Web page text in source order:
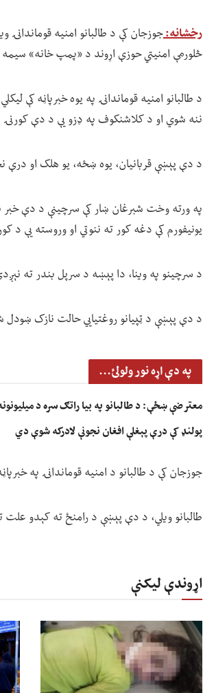
رخشانه:
څلورمې امنیتي حوزې اړوند د «پمپ خانه»
د طالبانو امنیه قوماندانۍ په یوه خبرپاڼه کې
ننه شوي او د کلاشنکوف په ډزو یې د دې
د دې پېښې قربانیان، یوه ښځه، یو هلک او
په ورته وخت شبرغان ښار کې سرچینې د دې خبر
یونیفورم کې دغه کور ته ننوتي او وروسته یې
د سرچینو په وینا، دا پېښه د سرپل بندر ته
د دې پېښې د ټپیانو روغتیايي حالت نازک
په دې اړه نور ولولئ...
معترضې ښځې: د طالبانو په بیا راتګ سره د
پولنډ کې درې پېغلې افغان نجونې لادرکه شوې دي
جوزجان کې د طالبانو د امنیه قوماندانۍ په
طالبانو ویلي، د دې پېښې د رامنځ ته کېدو
اړوندې لیکنې